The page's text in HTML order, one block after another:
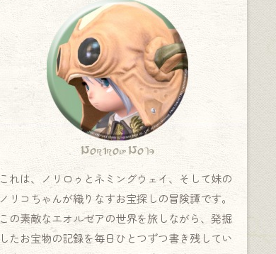
Norirow Note
これは、ノリロゥとネミングウェイ、そして妹の
ノリコちゃんが織りなすお宝探しの冒険譚です。
この素敵なエオルゼアの世界を旅しながら、発掘
したお宝物の記録を毎日ひとつずつ書き残してい